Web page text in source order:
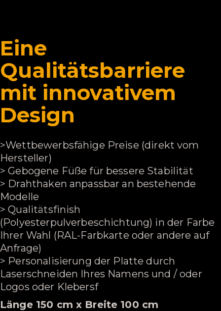
Eine
Qualitätsbarriere
mit innovativem
Design
>Wettbewerbsfähige Preise (direkt vom
Hersteller)
> Gebogene Füße für bessere Stabilität
> Drahthaken anpassbar an bestehende
Modelle
> Qualitätsfinish
(Polyesterpulverbeschichtung) in der Farbe
Ihrer Wahl (RAL-Farbkarte oder andere auf
Anfrage)
> Personalisierung der Platte durch
Laserschneiden Ihres Namens und / oder
Logos oder Klebersf
Länge 150 cm x Breite 100 cm